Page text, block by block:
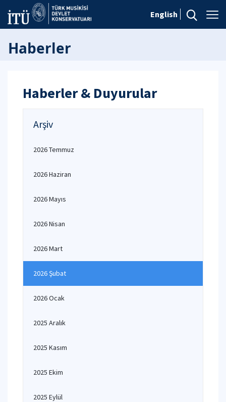
English
Haberler
Haberler & Duyurular
Arşiv
2026 Temmuz
2026 Haziran
2026 Mayıs
2026 Nisan
2026 Mart
2026 Şubat
2026 Ocak
2025 Aralık
2025 Kasım
2025 Ekim
2025 Eylül